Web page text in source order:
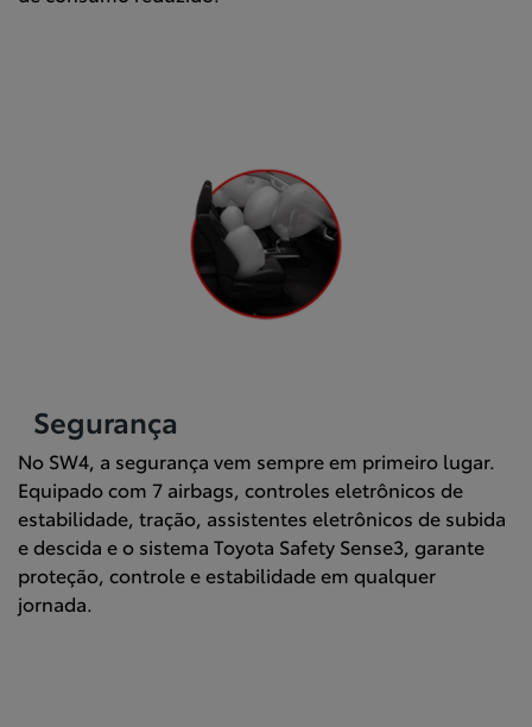
Segurança
No SW4, a segurança vem sempre em primeiro lugar.
Equipado com 7 airbags, controles eletrônicos de
estabilidade, tração, assistentes eletrônicos de subida
e descida e o sistema Toyota Safety Sense3, garante
proteção, controle e estabilidade em qualquer
jornada.